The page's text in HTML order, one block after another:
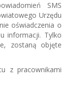
SMS
Urzędu
oświadczenia o
informacji. Tylko
zostaną objęte
z pracownikami